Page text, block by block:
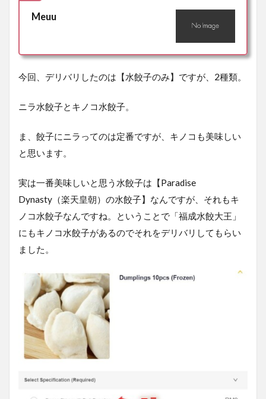
Meuu
今回、デリバリしたのは【水餃子のみ】ですが、2種類。
ニラ水餃子とキノコ水餃子。
ま、餃子にニラってのは定番ですが、キノコも美味しい
と思います。
実は一番美味しいと思う水餃子は【Paradise
Dynasty（楽天皇朝）の水餃子】なんですが、それもキ
ノコ水餃子なんですね。ということで「福成水餃大王」
にもキノコ水餃子があるのでそれをデリバリしてもらい
ました。